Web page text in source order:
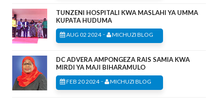
TUNZENI HOSPITALI KWA MASLAHI YA UMMA
KUPATA HUDUMA
AUG 02 2024- MICHUZI BLOG
DC ADVERA AMPONGEZA RAIS SAMIA KWA
MIRDI YA MAJI BIHARAMULO
FEB 20 2024- MICHUZI BLOG